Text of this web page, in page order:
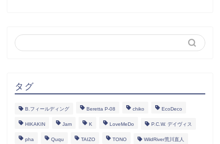
タグ
B.フィールディング Beretta P-08 chiko EcoDeco
HIKAKIN Jam K LoveMeDo P.C.W. デイヴィス
pha Ququ TAIZO TONO WildRiver荒川直人